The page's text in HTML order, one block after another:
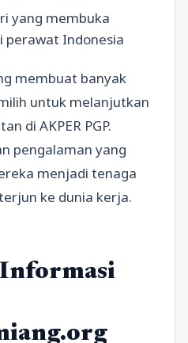
yang membuka
perawat Indonesia
membuat banyak
untuk melanjutkan
di AKPER PGP.
pengalaman yang
menjadi tenaga
ke dunia kerja.
Informasi